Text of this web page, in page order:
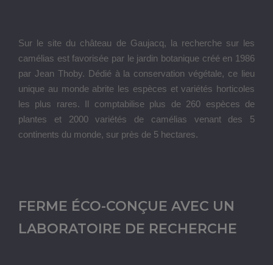
Sur le site du château de Gaujacq, la recherche sur les
camélias est favorisée par le jardin botanique créé en 1986
par Jean Thoby. Dédié à la conservation végétale, ce lieu
unique au monde abrite les espèces et variétés horticoles
les plus rares. Il comptabilise plus de 260 espèces de
plantes et 2000 variétés de camélias venant des 5
continents du monde, sur près de 5 hectares.
FERME ÉCO-CONÇUE AVEC UN
LABORATOIRE DE RECHERCHE